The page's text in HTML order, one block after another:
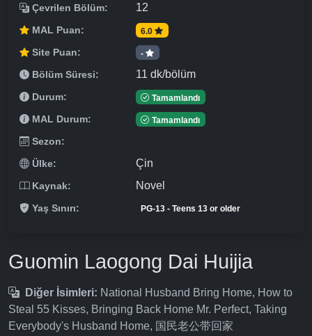
Çevrilen Bölüm: 12
MAL Puan: 6.0
Site Puan: -
Bölüm Süresi: 11 dk/bölüm
Durum: Tamamlandı
MAL Durum: Tamamlandı
Sezon:
Ülke:
Çin
Kaynak: Novel
Yaş Sınırı: PG-13 - Teens 13 or older
Guomin Laogong Dai Huijia
Diğer İsimleri: National Husband Bring Home, How to
Steal 55 Kisses, Bringing Back Home Mr. Perfect, Taking
Everybody's Husband Home, 国民老公带回家